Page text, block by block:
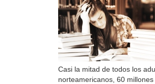
Casi la mitad de todos los
norteamericanos, 60 millones